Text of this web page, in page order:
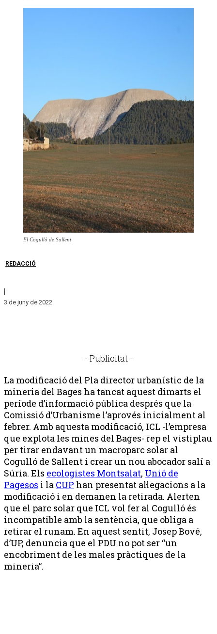
El Cogulló de Sallent
REDACCIÓ
|
3 de juny de 2022
- Publicitat -
La modificació del Pla director urbanístic de la
mineria del Bages ha tancat aquest dimarts el
període d’informació pública després que la
Comissió d’Urbanisme l’aprovés inicialment al
febrer. Amb aquesta modificació, ICL -l’empresa
que explota les mines del Bages- rep el vistiplau
per tirar endavant un macroparc solar al
Cogulló de Sallent i crear un nou abocador salí a
Súria. Els ecologistes Montsalat, Unió de
Pagesos i la CUP han presentat al·legacions a la
modificació i en demanen la retirada. Alerten
que el parc solar que ICL vol fer al Cogulló és
incompatible amb la sentència, que obliga a
retirar el runam. En aquest sentit, Josep Bové,
d’UP, denuncia que el PDU no pot ser “un
encobriment de les males pràctiques de la
mineria”.